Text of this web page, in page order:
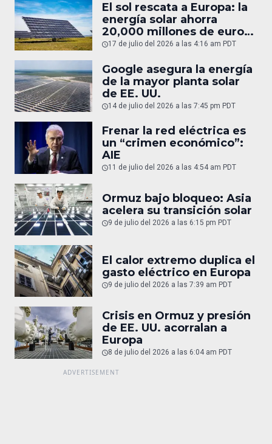
El sol rescata a Europa: la
energía solar ahorra
20,000 millones de euros
en gas
17 de julio del 2026 a las 4:16 am PDT
Google asegura la energía
de la mayor planta solar
de EE. UU.
14 de julio del 2026 a las 7:45 pm PDT
Frenar la red eléctrica es
un “crimen económico”:
AIE
11 de julio del 2026 a las 4:54 am PDT
Ormuz bajo bloqueo: Asia
acelera su transición solar
9 de julio del 2026 a las 6:15 pm PDT
El calor extremo duplica el
gasto eléctrico en Europa
9 de julio del 2026 a las 7:39 am PDT
Crisis en Ormuz y presión
de EE. UU. acorralan a
Europa
8 de julio del 2026 a las 6:04 am PDT